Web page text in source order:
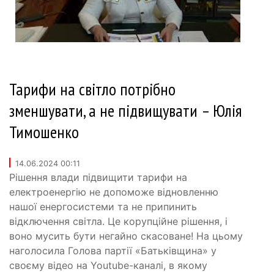
Тарифи на світло потрібно
зменшувати, а не підвищувати – Юлія
Тимошенко
14.06.2024 00:11
Рішення влади підвищити тарифи на
електроенергію не допоможе відновленню
нашої енергосистеми та не припинить
відключення світла. Це корупційне рішення, і
воно мусить бути негайно скасоване! На цьому
наголосила Голова партії «Батьківщина» у
своєму відео на Youtube-каналі, в якому